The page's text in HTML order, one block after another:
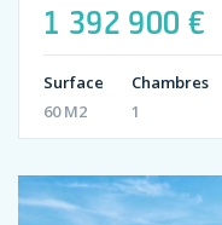
1 392 900 €
Surface
60 M2
Chambres
1